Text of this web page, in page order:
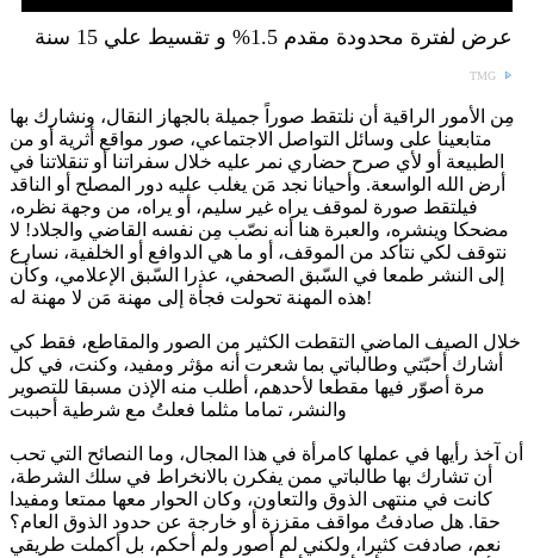
عرض لفترة محدودة مقدم 1.5% و تقسيط علي 15 سنة
TMG
مِن الأمور الراقية أن نلتقط صوراً جميلة بالجهاز النقال، ونشارك بها
متابعينا على وسائل التواصل الاجتماعي، صور مواقع أثرية أو من
الطبيعة أو لأي صرح حضاري نمر عليه خلال سفراتنا أو تنقلاتنا في
أرض الله الواسعة. وأحيانا نجد مَن يغلب عليه دور المصلح أو الناقد
فيلتقط صورة لموقف يراه غير سليم، أو يراه، من وجهة نظره،
مضحكا وينشره، والعبرة هنا أنه نصّب مِن نفسه القاضي والجلاد! لا
نتوقف لكي نتأكد من الموقف، أو ما هي الدوافع أو الخلفية، نسارع
إلى النشر طمعا في السّبق الصحفي، عذرا السّبق الإعلامي، وكأن
هذه المهنة تحولت فجأة إلى مهنة مَن لا مهنة له!
خلال الصيف الماضي التقطت الكثير من الصور والمقاطع، فقط كي
أشارك أحبّتي وطالباتي بما شعرت أنه مؤثر ومفيد، وكنت، في كل
مرة أصوّر فيها مقطعا لأحدهم، أطلب منه الإذن مسبقا للتصوير
والنشر، تماما مثلما فعلتُ مع شرطية أحببت
أن آخذ رأيها في عملها كامرأة في هذا المجال، وما النصائح التي تحب
أن تشارك بها طالباتي ممن يفكرن بالانخراط في سلك الشرطة،
كانت في منتهى الذوق والتعاون، وكان الحوار معها ممتعا ومفيدا
حقا. هل صادفتُ مواقف مقززة أو خارجة عن حدود الذوق العام؟
نعم، صادفت كثيرا، ولكني لم أصور ولم أحكم، بل أكملت طريقي